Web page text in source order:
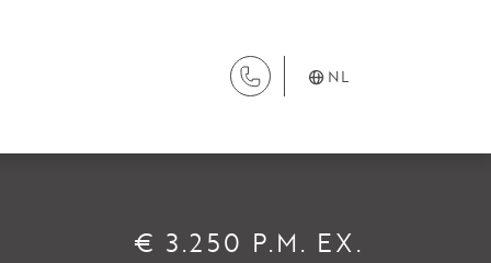
NL
€ 3.250 P.M. EX.